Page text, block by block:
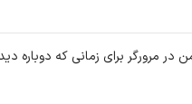
در مرورگر برای زمانی که دوباره